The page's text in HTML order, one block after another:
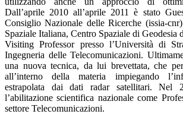
Dall’aprile 2010 all’aprile 2011 è stato
Consiglio Nazionale delle Ricerche (issia-
Spaziale Italiana, Centro Spaziale di Geodesia
Visiting Professor presso l’Università di
Ingegneria delle Telecomunicazioni.
una nuova tecnica, da lui brevettata, che
all’interno della materia impiegando
estrapolata dai dati radar satellitari. Nel
l’abilitazione scientifica nazionale come
settore Telecomunicazioni.